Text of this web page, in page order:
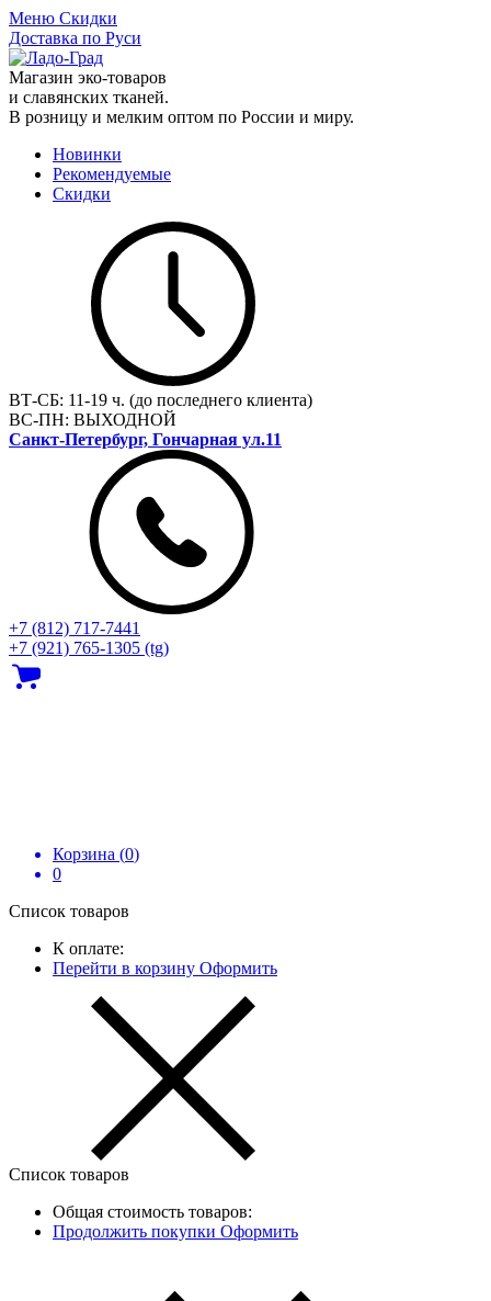
Меню Скидки
Доставка по Руси
Магазин эко-товаров
и славянских тканей.
В розницу и мелким оптом по России и миру.
Новинки
Рекомендуемые
Скидки
ВТ-СБ: 11-19 ч. (до последнего клиента)
ВС-ПН: ВЫХОДНОЙ
Санкт-Петербург, Гончарная ул.11
+7 (812) 717‑7441
+7 (921) 765-1305 (tg)
Корзина (0)
0
Список товаров
К оплате:
Перейти в корзину Оформить
Список товаров
Общая стоимость товаров:
Продолжить покупки Оформить